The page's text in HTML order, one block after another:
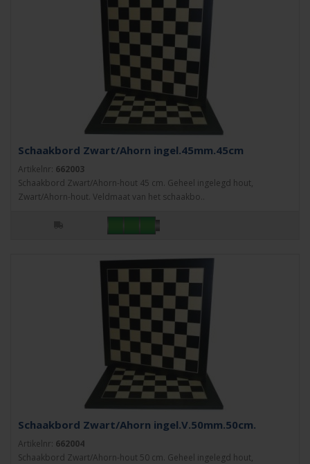
Schaakbord Zwart/Ahorn ingel.45mm.45cm
Artikelnr: 662003
Schaakbord Zwart/Ahorn-hout 45 cm. Geheel ingelegd hout,
Zwart/Ahorn-hout. Veldmaat van het schaakbo..
Schaakbord Zwart/Ahorn ingel.V.50mm.50cm.
Artikelnr: 662004
Schaakbord Zwart/Ahorn-hout 50 cm. Geheel ingelegd hout,